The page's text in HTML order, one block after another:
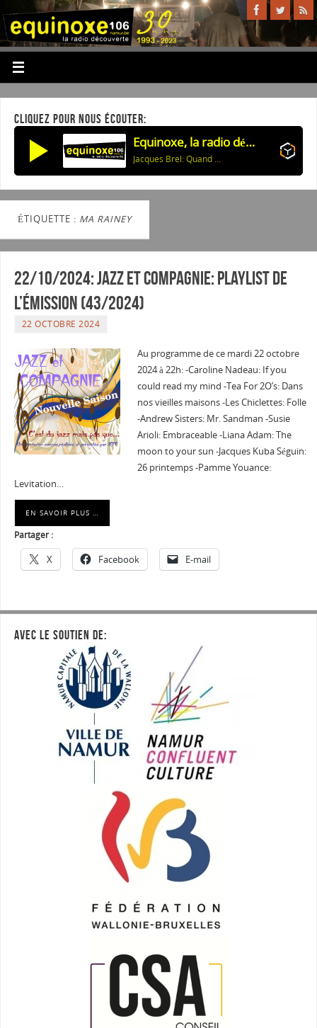
CLIQUEZ POUR NOUS ÉCOUTER:
Equinoxe, la radio découverte
Jacques Brel: Quand On N'a Que L'amour
ÉTIQUETTE : MA RAINEY
22/10/2024: Jazz et Compagnie: Playlist de
l’émission (43/2024)
22 OCTOBRE 2024
Au programme de ce mardi 22 octobre
2024 à 22h: -Caroline Nadeau: If you
could read my mind -Tea For 2O’s: Dans
nos vieilles maisons -Les Chiclettes: Folle
-Andrew Sisters: Mr. Sandman -Susie
Arioli: Embraceable -Liana Adam: The
moon to your sun -Jacques Kuba Séguin:
26 printemps -Pamme Youance:
Levitation…
EN SAVOIR PLUS …
Partager :
X Facebook E-mail
AVEC LE SOUTIEN DE: